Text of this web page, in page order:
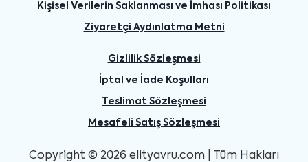
Kişisel Verilerin Saklanması ve İmhası Politikası
Ziyaretçi Aydınlatma Metni
Gizlilik Sözleşmesi
İptal ve İade Koşulları
Teslimat Sözleşmesi
Mesafeli Satış Sözleşmesi
Copyright © 2026 elityavru.com | Tüm Hakları